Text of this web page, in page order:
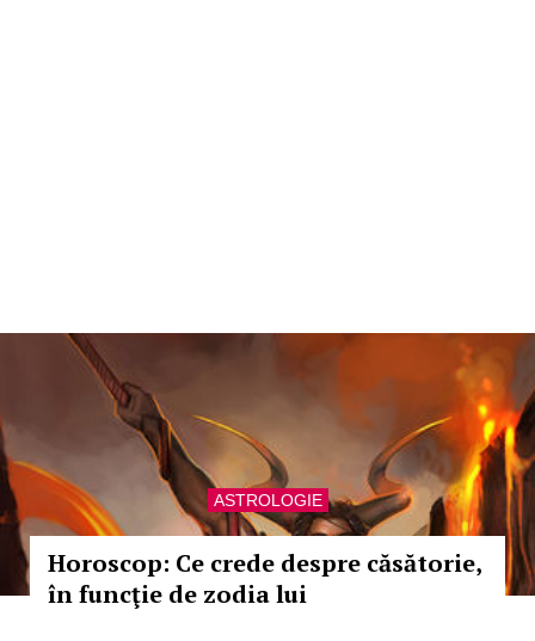
ASTROLOGIE
Horoscop: Ce crede despre căsătorie,
în funcţie de zodia lui